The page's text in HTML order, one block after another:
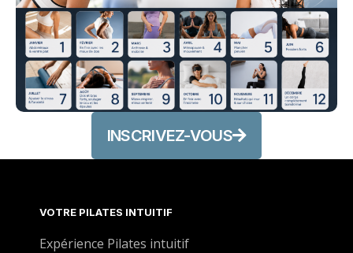
INSCRIVEZ-VOUS
VOTRE PILATES INTUITIF
Expérience Pilates intuitif